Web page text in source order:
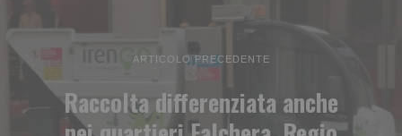
ARTICOLO PRECEDENTE
Raccolta differenziata anche